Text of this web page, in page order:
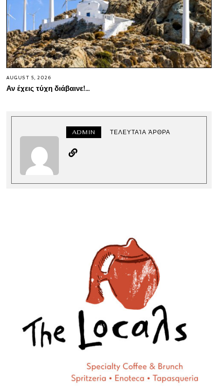
AUGUST 5, 2026
Αν έχεις τύχη διάβαινε!…
ADMIN ΤΕΛΕΥΤΑΊΑ ΆΡΘΡΑ